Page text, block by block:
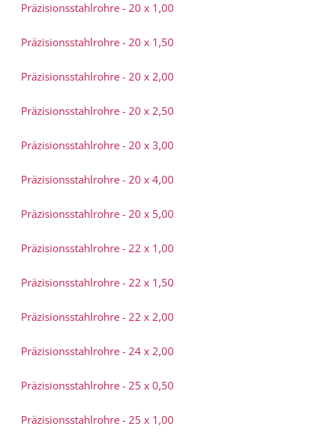
Präzisionsstahlrohre - 20 x 1,00
Präzisionsstahlrohre - 20 x 1,50
Präzisionsstahlrohre - 20 x 2,00
Präzisionsstahlrohre - 20 x 2,50
Präzisionsstahlrohre - 20 x 3,00
Präzisionsstahlrohre - 20 x 4,00
Präzisionsstahlrohre - 20 x 5,00
Präzisionsstahlrohre - 22 x 1,00
Präzisionsstahlrohre - 22 x 1,50
Präzisionsstahlrohre - 22 x 2,00
Präzisionsstahlrohre - 24 x 2,00
Präzisionsstahlrohre - 25 x 0,50
Präzisionsstahlrohre - 25 x 1,00